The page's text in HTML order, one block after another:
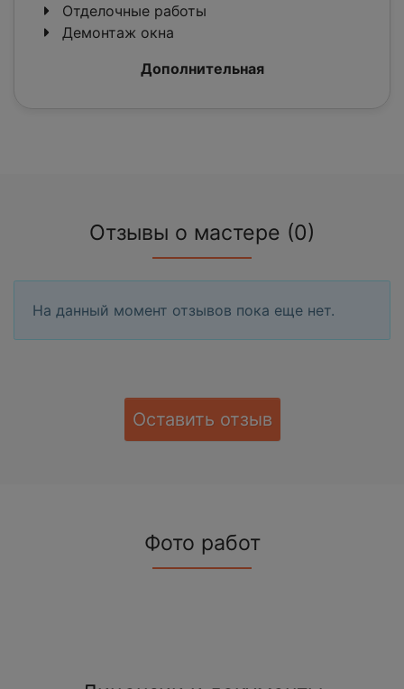
Отделочные работы
Демонтаж окна
Дополнительная
Отзывы о мастере (0)
На данный момент отзывов пока еще нет.
Оставить отзыв
Фото работ